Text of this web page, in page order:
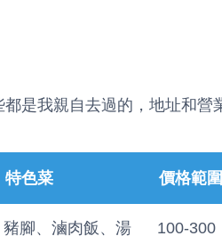
是我親自去過的，地址和營
特色菜 價格範圍
豬腳、滷肉飯、湯
100-300